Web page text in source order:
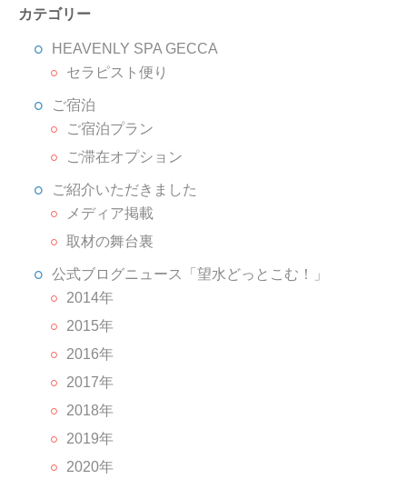
カテゴリー
HEAVENLY SPA GECCA
セラピスト便り
ご宿泊
ご宿泊プラン
ご滞在オプション
ご紹介いただきました
メディア掲載
取材の舞台裏
公式ブログニュース「望水どっとこむ！」
2014年
2015年
2016年
2017年
2018年
2019年
2020年